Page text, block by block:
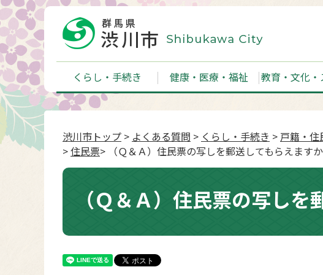
くらし・手続き 健康・医療・福祉 教育・文化・
渋川市トップ > よくある質問 > くらし・手続き > 戸籍・
>住民票> （Ｑ＆Ａ）住民票の写しを郵送してもらえますか
（Ｑ＆Ａ）住民票の写しを